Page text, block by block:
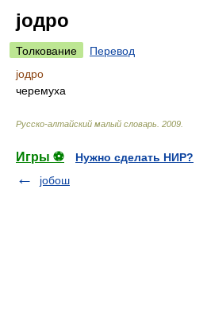
јодро
Толкование
Перевод
јодро
черемуха
Русско-алтайский малый словарь 2009
Игры ⚽
Нужно сделать НИР?
јобош